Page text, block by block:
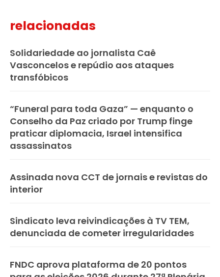
relacionadas
Solidariedade ao jornalista Caê
Vasconcelos e repúdio aos ataques
transfóbicos
“Funeral para toda Gaza” — enquanto o
Conselho da Paz criado por Trump finge
praticar diplomacia, Israel intensifica
assassinatos
Assinada nova CCT de jornais e revistas do
interior
Sindicato leva reivindicações à TV TEM,
denunciada de cometer irregularidades
FNDC aprova plataforma de 20 pontos